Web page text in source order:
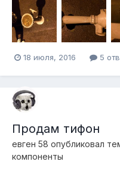
18 июля, 2016 5
Продам тифон
евген 58 опубликовал
компоненты